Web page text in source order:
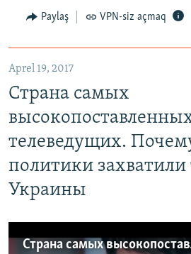
Paylaş VPN-siz açmaq
Aprel 19, 2017
Страна самых
телеведущих.
политики захватили
Украины